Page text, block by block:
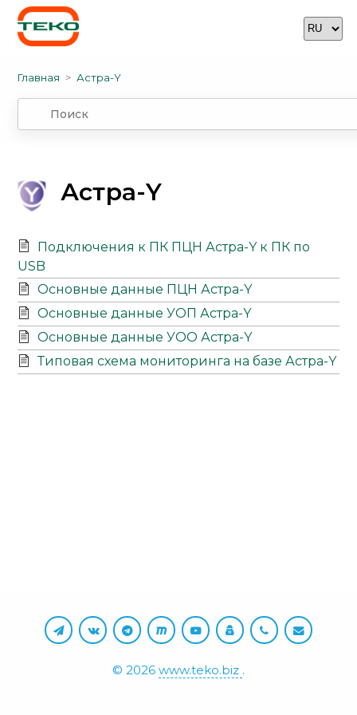
Главная Астра-Y
Астра-Y
Подключения к ПК ПЦН Астра-Y к ПК по
USB
Основные данные ПЦН Астра-Y
Основные данные УОП Астра-Y
Основные данные УОО Астра-Y
Типовая схема мониторинга на базе Астра-Y
© 2026 www.teko.biz .